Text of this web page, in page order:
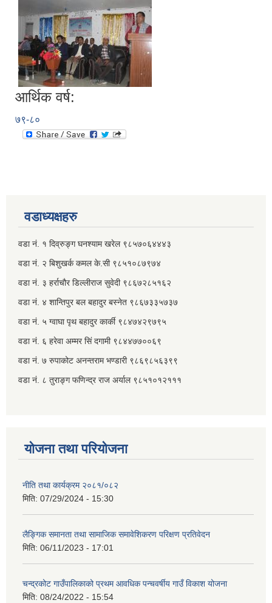
आर्थिक वर्ष:
७९-८०
वडाध्यक्षहरु
वडा नं. १ दिव्रुङ्ग घनश्याम खरेल ९८५७०६४४४३
वडा नं. २ ‌‍बिशुखर्क कमल के.सी ९८५१०८७९७४
वडा नं. ३ हर्राचौर डिल्लीराज सुवेदी ९८६७२८५१६२
वडा नं. ४ शान्तिपुर बल बहादुर बस्नेत​ ९८६७३३५७३७
वडा नं. ५ ग्वाघा पृथ बहादुर कार्की ९८४७४२९७९५
वडा नं. ६ हरेवा अम्मर सिं दगामी​ ९८४४७७००६९
वडा नं. ७ ‌‍रुपाकोट अनन्तराम भण्डारी ९८६९८५६३९९
वडा नं. ८ तुराङ्ग फणिन्द्र राज अर्याल ९८५१०१२१११
योजना तथा परियोजना
नीति तथा कार्यक्रम २०८१/०८२
मिति: 07/29/2024 - 15:30
लैङ्गिक समानता तथा सामाजिक समावेशिकरण परिक्षण प्रतिवेदन
मिति: 06/11/2023 - 17:01
चन्द्रकोट गाउँपालिकाको प्रथम आवधिक पन्चवर्षीय गाउँ विकाश योजना
मिति: 08/24/2022 - 15:54